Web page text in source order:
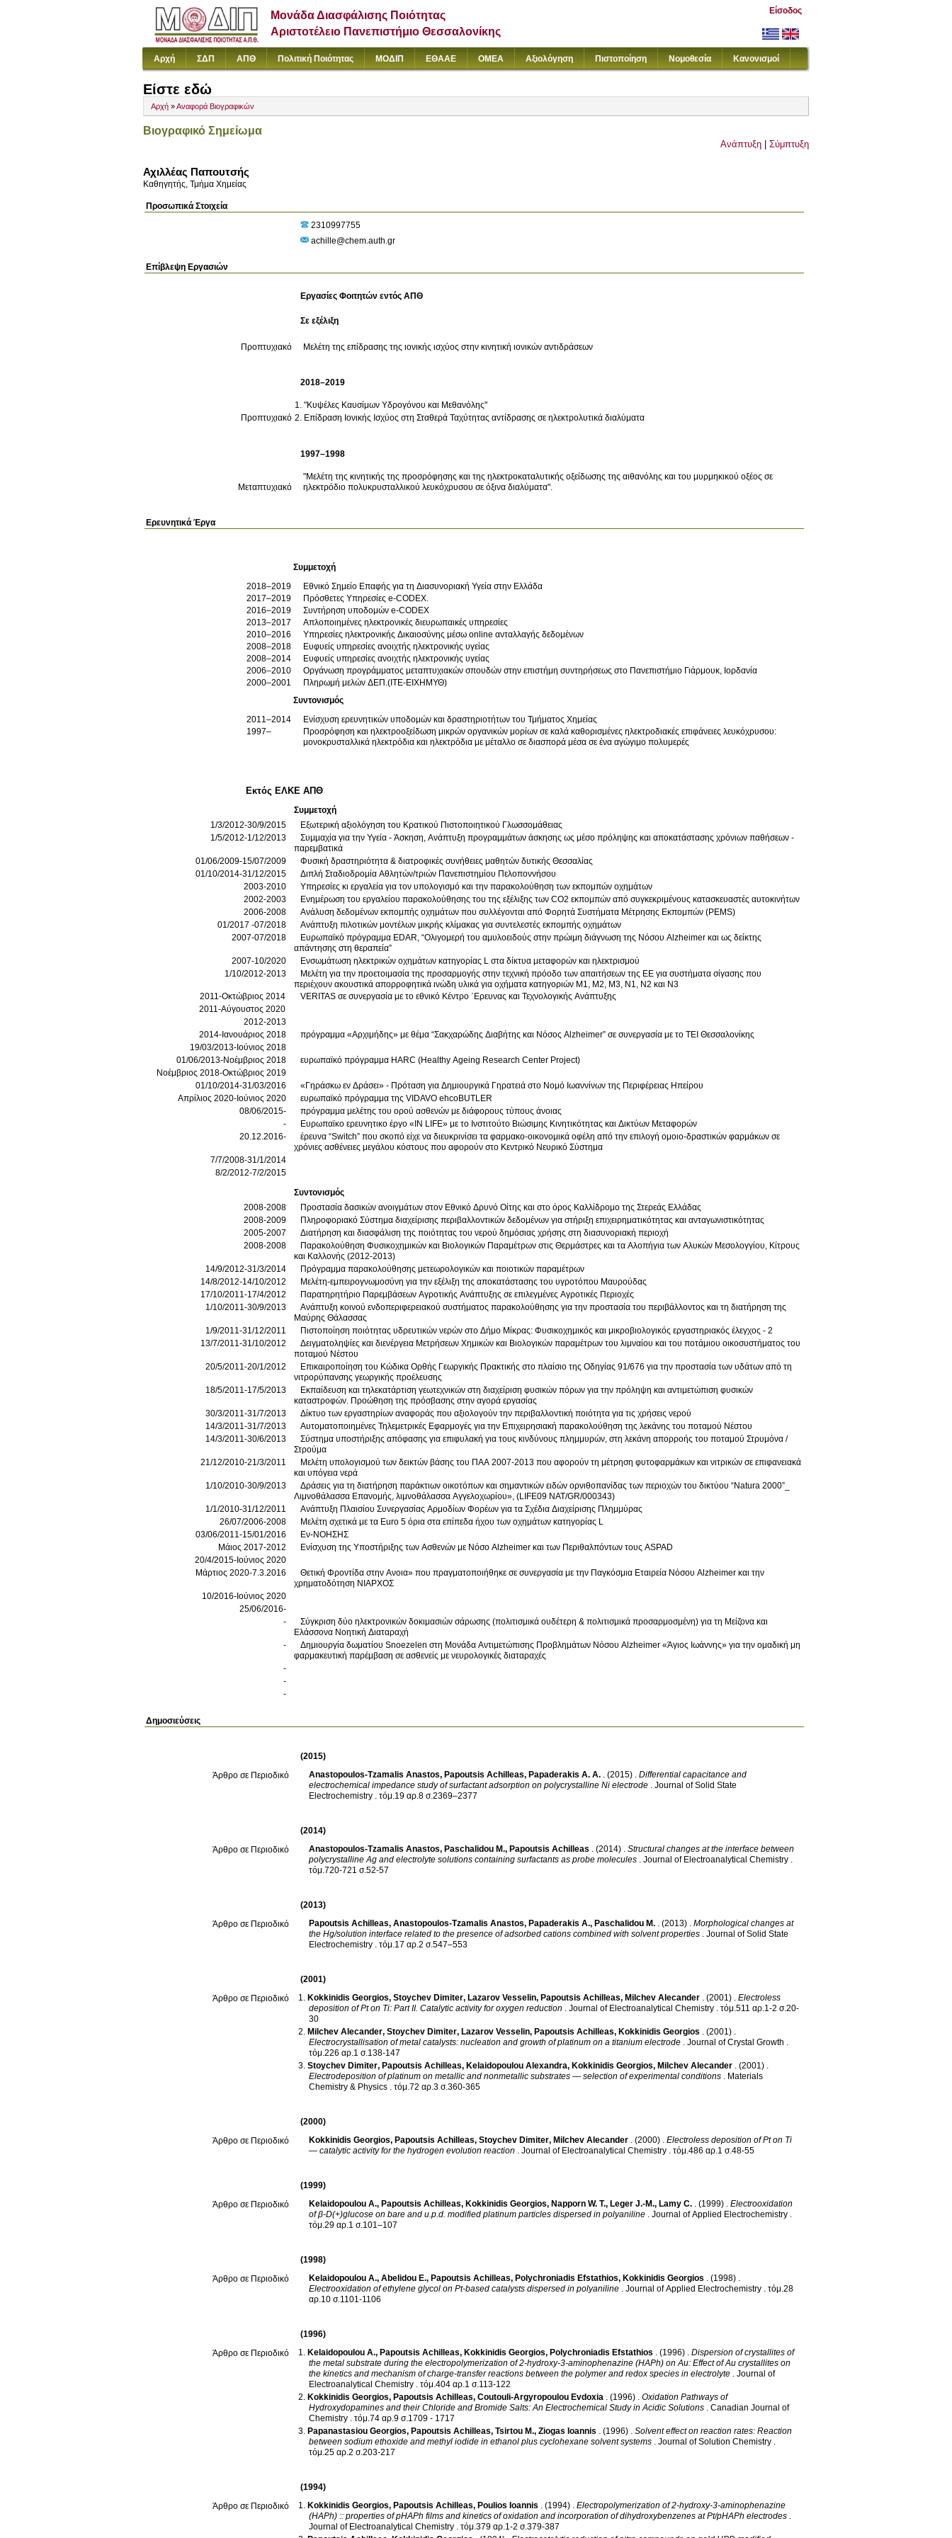
Μονάδα Διασφάλισης Ποιότητας
Αριστοτέλειο Πανεπιστήμιο Θεσσαλονίκης
Είσοδος
Αρχή ΣΔΠ ΑΠΘ Πολιτική Ποιότητας ΜΟΔΙΠ ΕΘΑΑΕ ΟΜΕΑ Αξιολόγηση Πιστοποίηση Νομοθεσία Κανονισμοί
Είστε εδώ
Αρχή »Αναφορά Βιογραφικών
Βιογραφικό Σημείωμα
Ανάπτυξη Σύμπτυξη
Αχιλλέας Παπουτσής
Καθηγητής, Τμήμα Χημείας
Προσωπικά Στοιχεία
2310997755
achille@chem.auth.gr
Επίβλεψη Εργασιών
Εργασίες Φοιτητών εντός ΑΠΘ
Σε εξέλιξη
Προπτυχιακό Μελέτη της επίδρασης της ιονικής ισχύος στην κινητική ιονικών αντιδράσεων
2018–2019
Προπτυχιακό
"Κυψέλες Καυσίμων Υδρογόνου και Μεθανόλης"
Επίδραση Ιονικής Ισχύος στη Σταθερά Ταχύτητας αντίδρασης σε ηλεκτρολυτικά διαλύματα
1997–1998
Μεταπτυχιακό
"Μελέτη της κινητικής της προσρόφησης και της ηλεκτροκαταλυτικής οξείδωσης της αιθανόλης και του μυρμηκικού οξέος σε
ηλεκτρόδιο πολυκρυσταλλικού λευκόχρυσου σε όξινα διαλύματα".
Ερευνητικά Έργα
Συμμετοχή
2018–2019
Εθνικό Σημείο Επαφής για τη Διασυνοριακή Υγεία στην Ελλάδα
2017–2019
Πρόσθετες Υπηρεσίες e-CODEX.
2016–2019
Συντήρηση υποδομών e-CODEX
2013–2017
Απλοποιημένες ηλεκτρονικές διευρωπαικές υπηρεσίες
2010–2016
Υπηρεσίες ηλεκτρονικής Δικαιοσύνης μέσω online ανταλλαγής δεδομένων
2008–2018
Ευφυείς υπηρεσίες ανοιχτής ηλεκτρονικής υγείας
2008–2014
Ευφυείς υπηρεσίες ανοιχτής ηλεκτρονικής υγείας
2006–2010
Οργάνωση προγράμματος μεταπτυχιακών σπουδών στην επιστήμη συντηρήσεως στο Πανεπιστήμιο Γιάρμουκ, Ιορδανία
2000–2001
Πληρωμή μελών ΔΕΠ.(ΙΤΕ-ΕΙΧΗΜΥΘ)
Συντονισμός
2011–2014
Ενίσχυση ερευνητικών υποδομών και δραστηριοτήτων του Τμήματος Χημείας
1997–
Προσρόφηση και ηλεκτροοξείδωση μικρών οργανικών μορίων σε καλά καθορισμένες ηλεκτροδιακές επιφάνειες λευκόχρυσου:
μονοκρυσταλλικά ηλεκτρόδια και ηλεκτρόδια με μέταλλο σε διασπορά μέσα σε ένα αγώγιμο πολυμερές
Εκτός ΕΛΚΕ ΑΠΘ
Συμμετοχή
1/3/2012-30/9/2015
Εξωτερική αξιολόγηση του Κρατικού Πιστοποιητικού Γλωσσομάθειας
1/5/2012-1/12/2013
Συμμαχία για την Υγεία - Άσκηση, Ανάπτυξη προγραμμάτων άσκησης ως μέσο πρόληψης και αποκατάστασης χρόνιων παθήσεων -
παρεμβατικά
01/06/2009-15/07/2009
Φυσική δραστηριότητα & διατροφικές συνήθειες μαθητών δυτικής Θεσσαλίας
01/10/2014-31/12/2015
Διπλή Σταδιοδρομία Αθλητών/τριών Πανεπιστημίου Πελοποννήσου
2003-2010
Υπηρεσίες κι εργαλεία για τον υπολογισμό και την παρακολούθηση των εκπομπών οχημάτων
2002-2003
Ενημέρωση του εργαλείου παρακολούθησης του της εξέλιξης των CO2 εκπομπών από συγκεκριμένους κατασκευαστές αυτοκινήτων
2006-2008
Ανάλυση δεδομένων εκπομπής οχημάτων που συλλέγονται από Φορητά Συστήματα Μέτρησης Εκπομπών (PEMS)
01/2017 -07/2018
Ανάπτυξη πιλοτικών μοντέλων μικρής κλίμακας για συντελεστές εκπομπής οχημάτων
2007-07/2018
Ευρωπαϊκό πρόγραμμα EDAR, “Ολιγομερή του αμυλοειδούς στην πρώιμη διάγνωση της Νόσου Alzheimer και ως δείκτης
απάντησης στη θεραπεία”
2007-10/2020
Ενσωμάτωση ηλεκτρικών οχημάτων κατηγορίας L στα δίκτυα μεταφορών και ηλεκτρισμού
1/10/2012-2013
Μελέτη για την προετοιμασία της προσαρμογής στην τεχνική πρόοδο των απαιτήσεων της ΕΕ για συστήματα σίγασης που
περιέχουν ακουστικά απορροφητικά ινώδη υλικά για οχήματα κατηγοριών M1, M2, M3, N1, N2 και N3
2011-Οκτώβριος 2014
VERITAS σε συνεργασία με το εθνικό Κέντρο ΄Ερευνας και Τεχνολογικής Ανάπτυξης
2011-Αύγουστος 2020
2012-2013
2014-Ιανουάριος 2018
πρόγραμμα «Αρχιμήδης» με θέμα “Σακχαρώδης Διαβήτης και Νόσος Alzheimer” σε συνεργασία με το ΤΕΙ Θεσσαλονίκης
19/03/2013-Ιούνιος 2018
01/06/2013-Νοέμβριος 2018
ευρωπαϊκό πρόγραμμα HARC (Healthy Ageing Research Center Project)
Νοέμβριος 2018-Οκτώβριος 2019
01/10/2014-31/03/2016
«Γηράσκω εν Δράσει» - Πρόταση για Δημιουργικά Γηρατειά στο Νομό Ιωαννίνων της Περιφέρειας Ηπείρου
Απρίλιος 2020-Ιούνιος 2020
ευρωπαϊκό πρόγραμμα της VIDAVO ehcoBUTLER
08/06/2015-
πρόγραμμα μελέτης του ορού ασθενών με διάφορους τύπους άνοιας
-
Ευρωπαϊκο ερευνητικο έργο «IN LIFE» με το Ινστιτούτο Βιώσιμης Κινητικότητας και Δικτύων Μεταφορών
20.12.2016-
έρευνα “Switch” που σκοπό είχε να διευκρινίσει τα φαρμακο-οικονομικά οφέλη από την επιλογή ομοιο-δραστικών φαρμάκων σε
χρόνιες ασθένειες μεγάλου κόστους που αφορούν στο Κεντρικό Νευρικό Σύστημα
7/7/2008-31/1/2014
8/2/2012-7/2/2015
Συντονισμός
2008-2008
Προστασία δασικών ανοιγμάτων στον Εθνικό Δρυνό Οίτης και στο όρος Καλλίδρομο της Στερεάς Ελλάδας
2008-2009
Πληροφοριακό Σύστημα διαχείρισης περιβαλλοντικών δεδομένων για στήριξη επιχειρηματικότητας και ανταγωνιστικότητας
2005-2007
Διατήρηση και διασφάλιση της ποιότητας του νερού δημόσιας χρήσης στη διασυνοριακή περιοχή
2008-2008
Παρακολούθηση Φυσικοχημικών και Βιολογικών Παραμέτρων στις Θερμάστρες και τα Αλοπήγια των Αλυκών Μεσολογγίου, Κίτρους
και Καλλονής (2012-2013)
14/9/2012-31/3/2014
Πρόγραμμα παρακολούθησης μετεωρολογικών και ποιοτικών παραμέτρων
14/8/2012-14/10/2012
Μελέτη-εμπειρογνωμοσύνη για την εξέλιξη της αποκατάστασης του υγροτόπου Μαυρούδας
17/10/2011-17/4/2012
Παρατηρητήριο Παρεμβάσεων Αγροτικής Ανάπτυξης σε επιλεγμένες Αγροτικές Περιοχές
1/10/2011-30/9/2013
Ανάπτυξη κοινού ενδοπεριφερειακού συστήματος παρακολούθησης για την προστασία του περιβάλλοντος και τη διατήρηση της
Μαύρης Θάλασσας
1/9/2011-31/12/2011
Πιστοποίηση ποιότητας υδρευτικών νερών στο Δήμο Μίκρας: Φυσικοχημικός και μικροβιολογικός εργαστηριακός έλεγχος - 2
13/7/2011-31/10/2012
Δειγματοληψίες και διενέργεια Μετρήσεων Χημικών και Βιολογικών παραμέτρων του λιμναίου και του ποτάμιου οικοσυστήματος του
ποταμού Νέστου
20/5/2011-20/1/2012
Επικαιροποίηση του Κώδικα Ορθής Γεωργικής Πρακτικής στο πλαίσιο της Οδηγίας 91/676 για την προστασία των υδάτων από τη
νιτρορύπανσης γεωργικής προέλευσης
18/5/2011-17/5/2013
Εκπαίδευση και τηλεκατάρτιση γεωτεχνικών στη διαχείριση φυσικών πόρων για την πρόληψη και αντιμετώπιση φυσικών
καταστροφών. Προώθηση της πρόσβασης στην αγορά εργασίας
30/3/2011-31/7/2013
Δίκτυο των εργαστηρίων αναφοράς που αξιολογούν την περιβαλλοντική ποιότητα για τις χρήσεις νερού
14/3/2011-31/7/2013
Αυτοματοποιημένες Τηλεμετρικές Εφαρμογές για την Επιχειρησιακή παρακολούθηση της λεκάνης του ποταμού Νέστου
14/3/2011-30/6/2013
Σύστημα υποστήριξης απόφασης για επιφυλακή για τους κινδύνους πλημμυρών, στη λεκάνη απορροής του ποταμού Στρυμόνα /
Στρούμα
21/12/2010-21/3/2011
Μελέτη υπολογισμού των δεικτών βάσης του ΠΑΑ 2007-2013 που αφορούν τη μέτρηση φυτοφαρμάκων και νιτρικών σε επιφανειακά
και υπόγεια νερά
1/10/2010-30/9/2013
Δράσεις για τη διατήρηση παράκτιων οικοτόπων και σημαντικών ειδών ορνιθοπανίδας των περιοχών του δικτύου “Natura 2000”_
Λιμνοθάλασσα Επανομής, λιμνοθάλασσα Αγγελοχωρίου», (LIFE09 NAT/GR/000343)
1/1/2010-31/12/2011
Ανάπτυξη Πλαισίου Συνεργασίας Αρμοδίων Φορέων για τα Σχέδια Διαχείρισης Πλημμύρας
26/07/2006-2008
Μελέτη σχετικά με τα Euro 5 όρια στα επίπεδα ήχου των οχημάτων κατηγορίας L
03/06/2011-15/01/2016
Εν-ΝΟΗΣΗΣ
Μάιος 2017-2012
Ενίσχυση της Υποστήριξης των Ασθενών με Νόσο Alzheimer και των Περιθαλπόντων τους ASPAD
20/4/2015-Ιούνιος 2020
Μάρτιος 2020-7.3.2016
Θετική Φροντίδα στην Ανοια» που πραγματοποιήθηκε σε συνεργασία με την Παγκόσμια Εταιρεία Νόσου Alzheimer και την
χρηματοδότηση ΝΙΑΡΧΟΣ
10/2016-Ιούνιος 2020
25/06/2016-
-
Σύγκριση δύο ηλεκτρονικών δοκιμασιών σάρωσης (πολιτισμικά ουδέτερη & πολιτισμικά προσαρμοσμένη) για τη Μείζονα και
Ελάσσονα Νοητική Διαταραχή
-
Δημιουργία δωματίου Snoezelen στη Μονάδα Αντιμετώπισης Προβλημάτων Νόσου Alzheimer «Άγιος Ιωάννης» για την ομαδική μη
φαρμακευτική παρέμβαση σε ασθενείς με νευρολογικές διαταραχές
-
-
-
Δημοσιεύσεις
(2015)
Άρθρο σε Περιοδικό
Anastopoulos-Tzamalis Anastos, Papoutsis Achilleas, Papaderakis A. A. . (2015) . Differential capacitance and
electrochemical impedance study of surfactant adsorption on polycrystalline Ni electrode . Journal of Solid State
Electrochemistry . τόμ.19 αρ.8 σ.2369–2377
(2014)
Άρθρο σε Περιοδικό
Anastopoulos-Tzamalis Anastos, Paschalidou M., Papoutsis Achilleas . (2014) . Structural changes at the interface between
polycrystalline Ag and electrolyte solutions containing surfactants as probe molecules . Journal of Electroanalytical Chemistry .
τόμ.720-721 σ.52-57
(2013)
Άρθρο σε Περιοδικό
Papoutsis Achilleas, Anastopoulos-Tzamalis Anastos, Papaderakis A., Paschalidou M. . (2013) . Morphological changes at
the Hg/solution interface related to the presence of adsorbed cations combined with solvent properties . Journal of Solid State
Electrochemistry . τόμ.17 αρ.2 σ.547–553
(2001)
Άρθρο σε Περιοδικό
Kokkinidis Georgios, Stoychev Dimiter, Lazarov Vesselin, Papoutsis Achilleas, Milchev Alecander . (2001) . Electroless
deposition of Pt on Ti: Part II. Catalytic activity for oxygen reduction . Journal of Electroanalytical Chemistry . τόμ.511 αρ.1-2 σ.20-
30
Milchev Alecander, Stoychev Dimiter, Lazarov Vesselin, Papoutsis Achilleas, Kokkinidis Georgios . (2001) .
Electrocrystallisation of metal catalysts: nucleation and growth of platinum on a titanium electrode . Journal of Crystal Growth .
τόμ.226 αρ.1 σ.138-147
Stoychev Dimiter, Papoutsis Achilleas, Kelaidopoulou Alexandra, Kokkinidis Georgios, Milchev Alecander . (2001) .
Electrodeposition of platinum on metallic and nonmetallic substrates — selection of experimental conditions . Materials
Chemistry & Physics . τόμ.72 αρ.3 σ.360-365
(2000)
Άρθρο σε Περιοδικό
Kokkinidis Georgios, Papoutsis Achilleas, Stoychev Dimiter, Milchev Alecander . (2000) . Electroless deposition of Pt on Ti
— catalytic activity for the hydrogen evolution reaction . Journal of Electroanalytical Chemistry . τόμ.486 αρ.1 σ.48-55
(1999)
Άρθρο σε Περιοδικό
Kelaidopoulou A., Papoutsis Achilleas, Kokkinidis Georgios, Napporn W. T., Leger J.-M., Lamy C. . (1999) . Electrooxidation
of β-D(+)glucose on bare and u.p.d. modified platinum particles dispersed in polyaniline . Journal of Applied Electrochemistry .
τόμ.29 αρ.1 σ.101–107
(1998)
Άρθρο σε Περιοδικό
Kelaidopoulou A., Abelidou E., Papoutsis Achilleas, Polychroniadis Efstathios, Kokkinidis Georgios . (1998) .
Electrooxidation of ethylene glycol on Pt-based catalysts dispersed in polyaniline . Journal of Applied Electrochemistry . τόμ.28
αρ.10 σ.1101-1106
(1996)
Άρθρο σε Περιοδικό
Kelaidopoulou A., Papoutsis Achilleas, Kokkinidis Georgios, Polychroniadis Efstathios . (1996) . Dispersion of crystallites of
the metal substrate during the electropolymerization of 2-hydroxy-3-aminophenazine (HAPh) on Au: Effect of Au crystallites on
the kinetics and mechanism of charge-transfer reactions between the polymer and redox species in electrolyte . Journal of
Electroanalytical Chemistry .
τόμ.404 αρ.1 σ.113-122
Kokkinidis Georgios, Papoutsis Achilleas, Coutouli-Argyropoulou Evdoxia . (1996) . Oxidation Pathways of
Hydroxydopamines and their Chloride and Bromide Salts: An Electrochemical Study in Acidic Solutions . Canadian Journal of
Chemistry .
τόμ.74 αρ.9 σ.1709 - 1717
Papanastasiou Georgios, Papoutsis Achilleas, Tsirtou M., Ziogas Ioannis . (1996) . Solvent effect on reaction rates: Reaction
between sodium ethoxide and methyl iodide in ethanol plus cyclohexane solvent systems . Journal of Solution Chemistry .
τόμ.25 αρ.2 σ.203-217
(1994)
Άρθρο σε Περιοδικό
Kokkinidis Georgios, Papoutsis Achilleas, Poulios Ioannis . (1994) . Electropolymerization of 2-hydroxy-3-aminophenazine
(HAPh) :: properties of pHAPh films and kinetics of oxidation and incorporation of dihydroxybenzenes at Pt/pHAPh electrodes .
Journal of Electroanalytical Chemistry .
τόμ.379 αρ.1-2 σ.379-387